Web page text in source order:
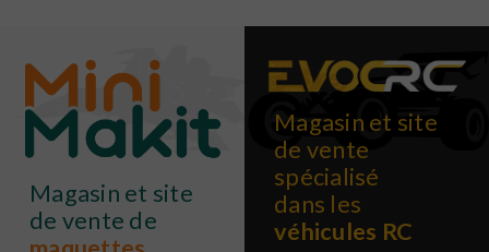
Magasin et site
de vente de
Magasin et site
de vente
spécialisé
dans les
véhicules RC